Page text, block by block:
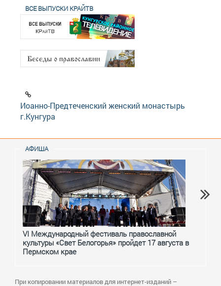
ВСЕ ВЫПУСКИ КРАЙТВ
Иоанно-Предтеченский женский монастырь
г.Кунгура
АФИША
VI Международный фестиваль православной
культуры «Свет Белогорья» пройдет 17 августа в
Пермском крае
При копировании материалов для интернет-изданий –